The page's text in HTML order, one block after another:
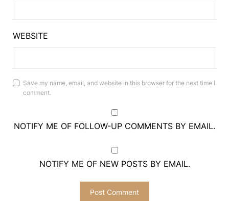
WEBSITE
Save my name, email, and website in this browser for the next time I
comment.
NOTIFY ME OF FOLLOW-UP COMMENTS BY EMAIL.
NOTIFY ME OF NEW POSTS BY EMAIL.